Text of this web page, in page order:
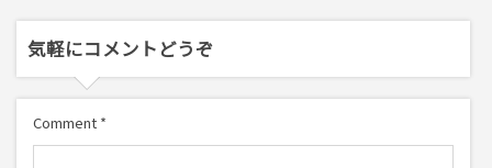
気軽にコメントどうぞ
Comment *